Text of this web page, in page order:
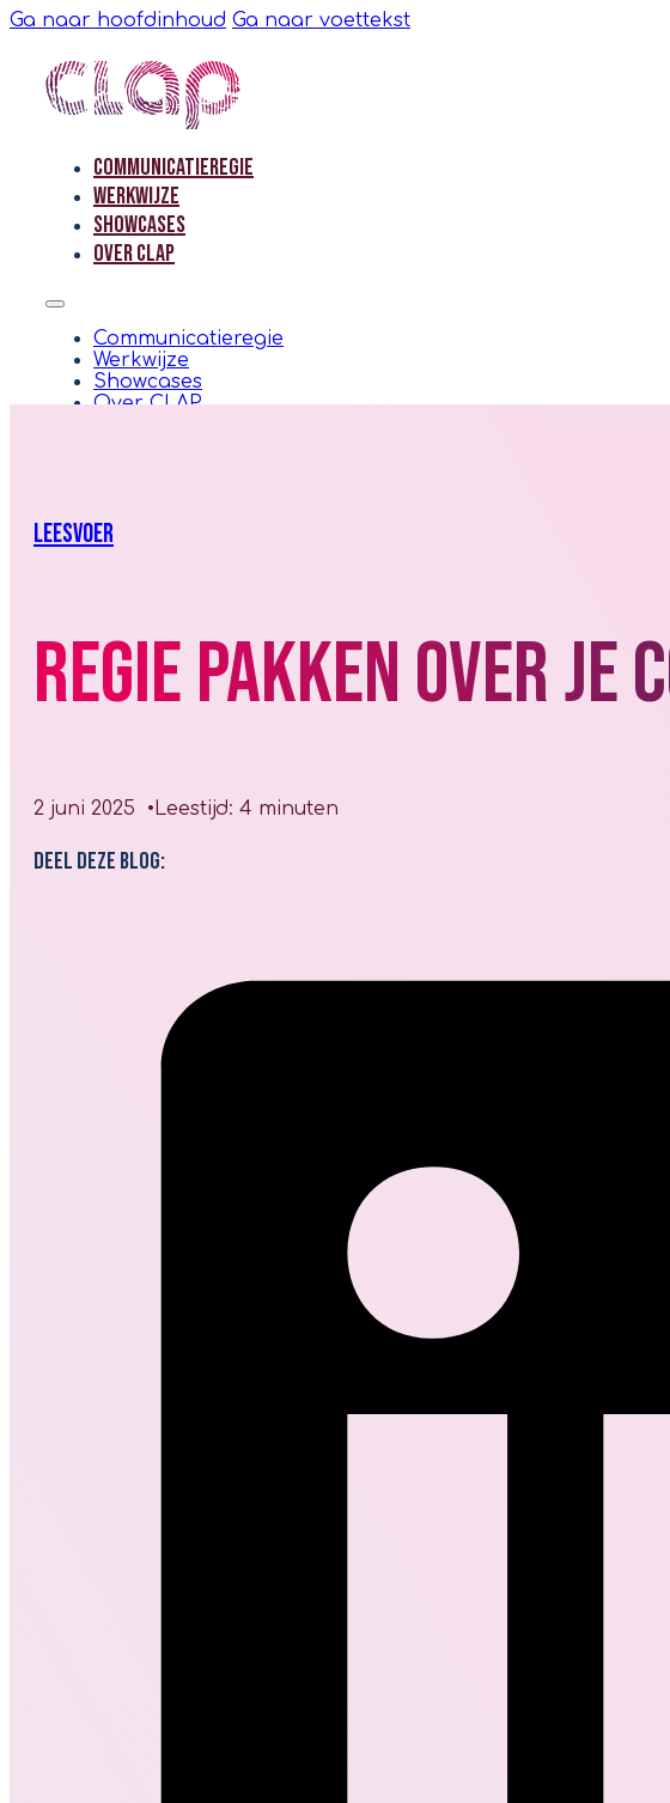
Ga naar hoofdinhoud Ga naar voettekst
Communicatieregie
Werkwijze
Showcases
Over CLAP
Communicatieregie
Werkwijze
Showcases
Over CLAP
Communicatieregie
Werkwijze
Showcases
Over CLAP
Werkwijze
Showcases
Over CLAP
LEESVOER
Regie pakken over je
2 juni 2025 Leestijd: 4 minuten
Deel deze blog: